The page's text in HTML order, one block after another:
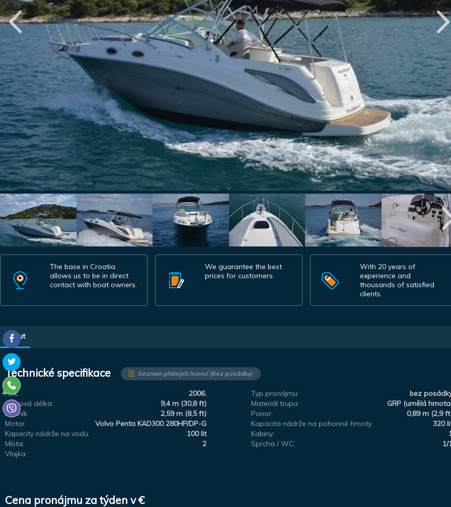
The base in Croatia
allows us to be in direct
contact with boat owners.
We guarantee the best
prices for customers.
With 20 years of
experience and
thousands of satisfied
clients.
About
Technické specifikace Seznam platných licencí (Bez posádky)
Rok: 2006. Typ pronájmu:
bez
Celková délka:
9,4 m (30,8 ft) Materiál trupu:
GRP (umělá
Nosník:
2,59 m (8,5 ft) Ponor:
0,89 m (2,9
Motor:
Volvo Penta KAD300 280HP/DP-G Kapacita nádrže na pohonné hmoty:
320
Kapacity nádrže na vodu:
100 lit Kabiny:
Místa:
2 Sprcha / WC:
1/
Vlajka :
Cena pronájmu za týden v €